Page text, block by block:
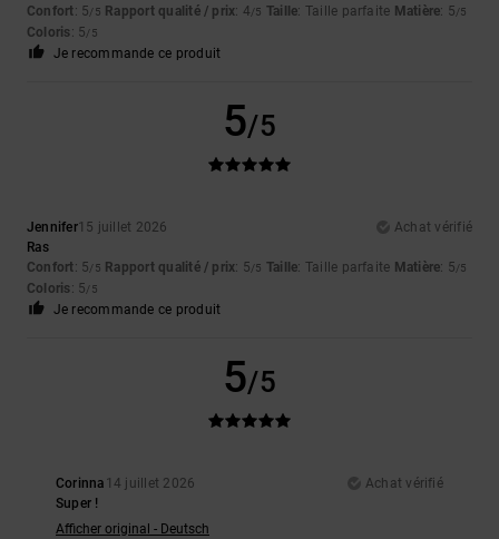
Confort: 5/5 Rapport qualité / prix: 4/5 Taille: Taille parfaite Matière: 5/5
Coloris: 5/5
Je recommande ce produit
5/5
Jennifer15 juillet 2026
Achat vérifié
Ras
Confort: 5/5 Rapport qualité / prix: 5/5 Taille: Taille parfaite Matière: 5/5
Coloris: 5/5
Je recommande ce produit
5/5
Corinna 14 juillet 2026
Achat vérifié
Super !
Afficher original - Deutsch